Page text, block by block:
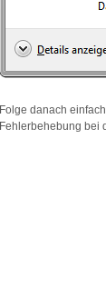
Folge danach
Fehlerbehebung bei